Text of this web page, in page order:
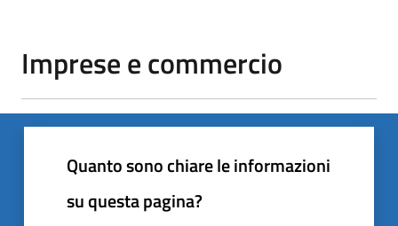
Imprese e commercio
Quanto sono chiare le informazioni
su questa pagina?